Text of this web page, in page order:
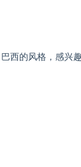
西的风格，感兴